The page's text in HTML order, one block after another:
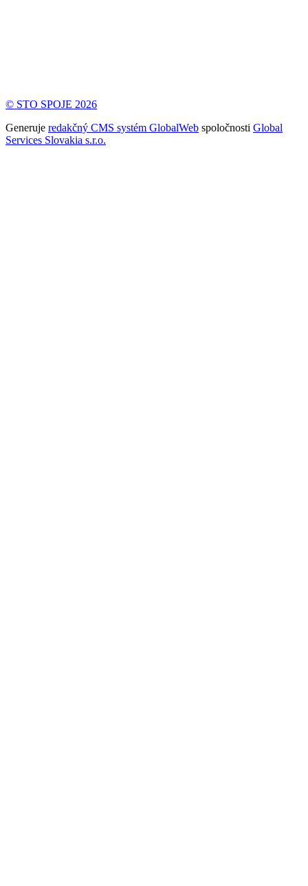
© STO SPOJE 2026
Generuje redakčný CMS systém GlobalWeb spoločnosti Global
Services Slovakia s.r.o.